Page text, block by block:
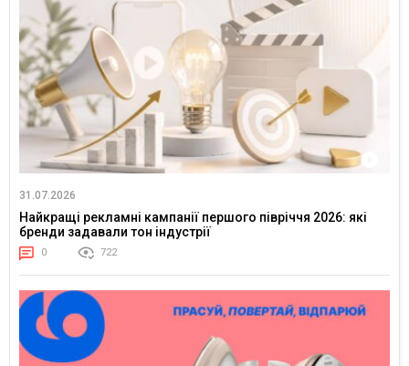
31.07.2026
Найкращі рекламні кампанії першого півріччя 2026: які
бренди задавали тон індустрії
0 722